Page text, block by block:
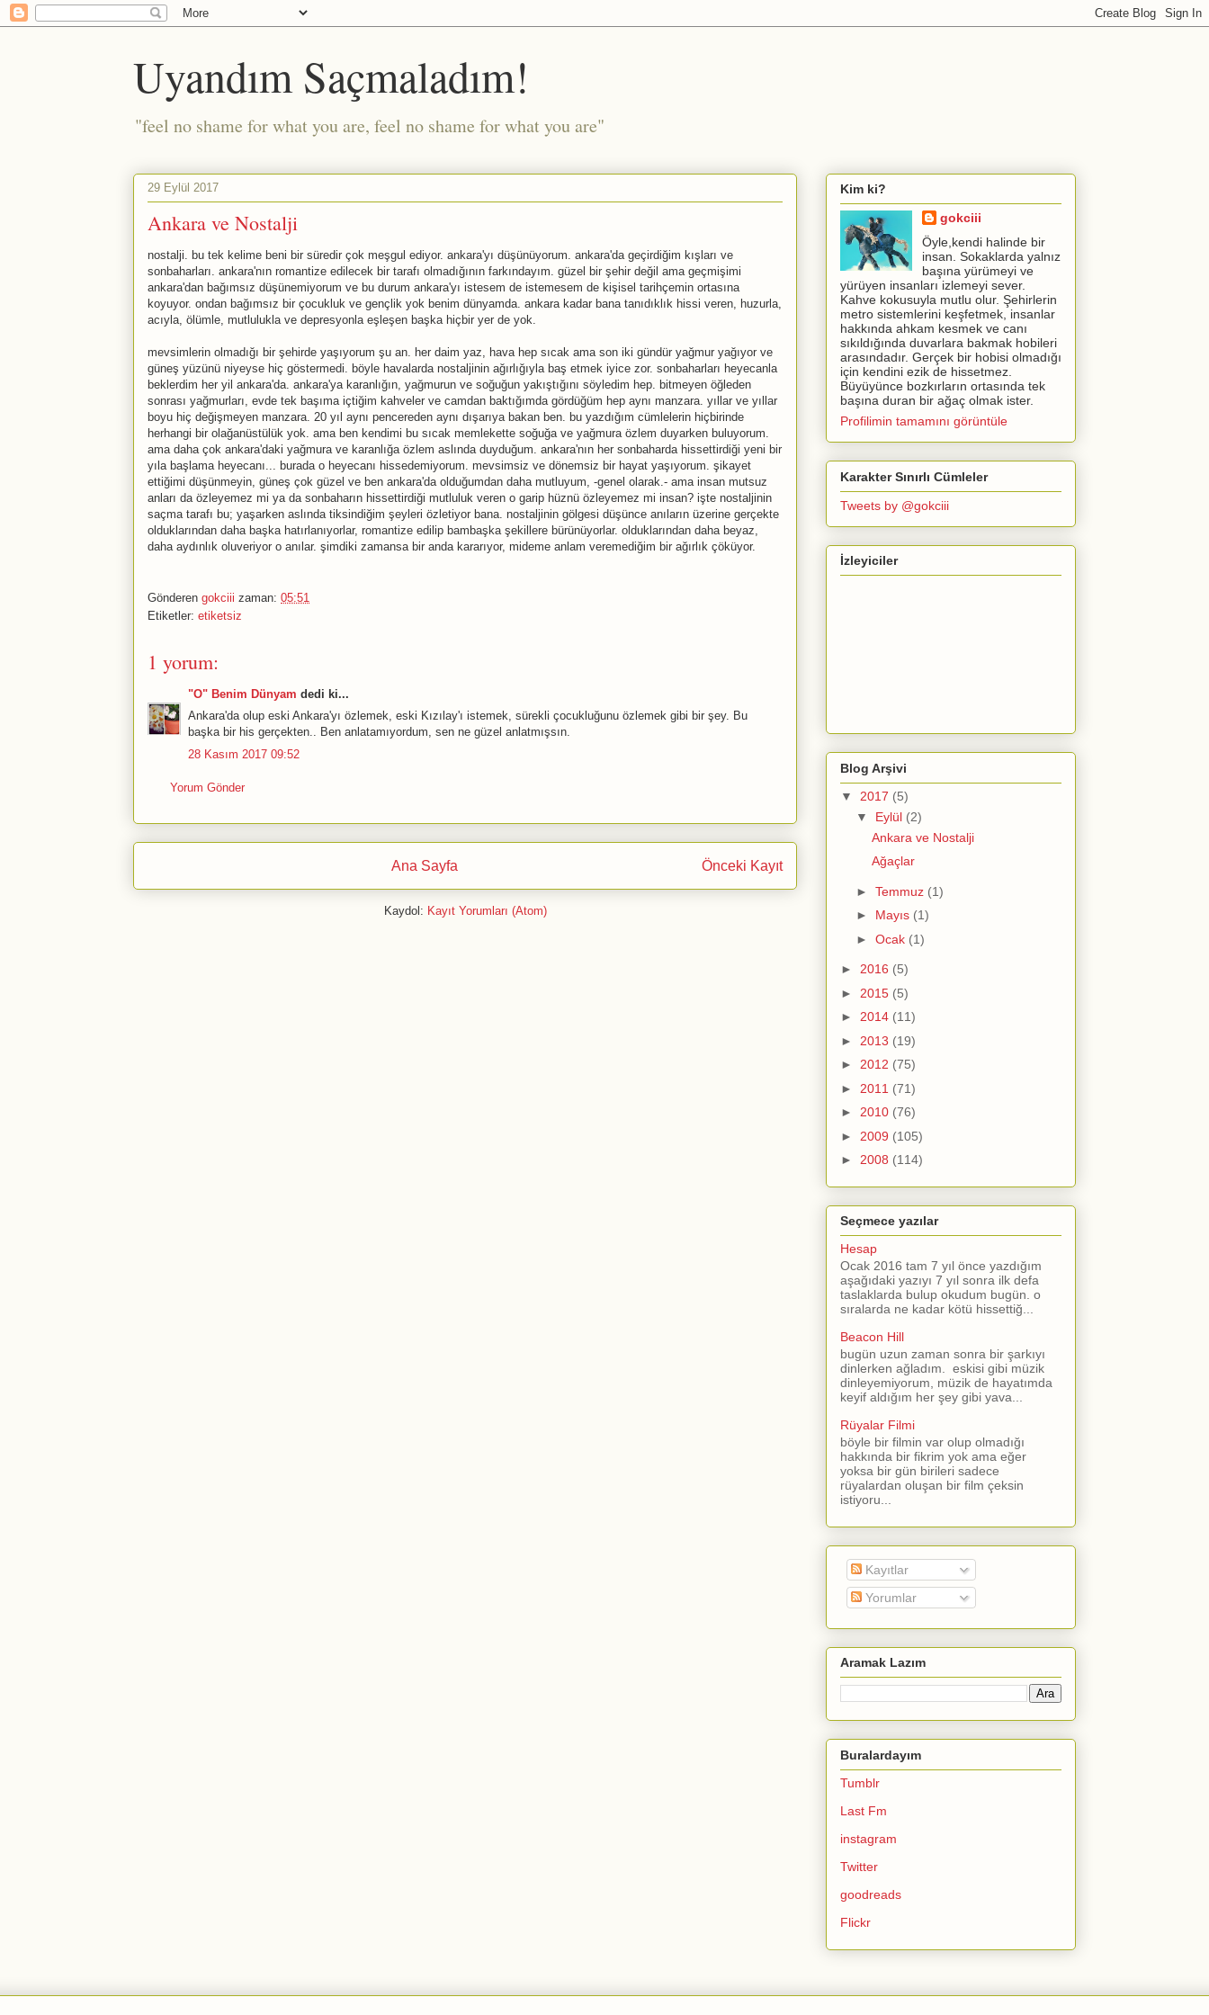
Uyandım Saçmaladım!
"feel no shame for what you are, feel no shame for what you are"
29 Eylül 2017
Ankara ve Nostalji
nostalji. bu tek kelime beni bir süredir çok meşgul ediyor. ankara'yı düşünüyorum. ankara'da geçirdiğim kışları ve
sonbaharları. ankara'nın romantize edilecek bir tarafı olmadığının farkındayım. güzel bir şehir değil ama geçmişimi
ankara'dan bağımsız düşünemiyorum ve bu durum ankara'yı istesem de istemesem de kişisel tarihçemin ortasına
koyuyor. ondan bağımsız bir çocukluk ve gençlik yok benim dünyamda. ankara kadar bana tanıdıklık hissi veren, huzurla,
acıyla, ölümle, mutlulukla ve depresyonla eşleşen başka hiçbir yer de yok.
mevsimlerin olmadığı bir şehirde yaşıyorum şu an. her daim yaz, hava hep sıcak ama son iki gündür yağmur yağıyor ve
güneş yüzünü niyeyse hiç göstermedi. böyle havalarda nostaljinin ağırlığıyla baş etmek iyice zor. sonbaharları heyecanla
beklerdim her yil ankara'da. ankara'ya karanlığın, yağmurun ve soğuğun yakıştığını söyledim hep. bitmeyen öğleden
sonrası yağmurları, evde tek başıma içtiğim kahveler ve camdan baktığımda gördüğüm hep aynı manzara. yıllar ve yıllar
boyu hiç değişmeyen manzara. 20 yıl aynı pencereden aynı dışarıya bakan ben. bu yazdığım cümlelerin hiçbirinde
herhangi bir olağanüstülük yok. ama ben kendimi bu sıcak memlekette soğuğa ve yağmura özlem duyarken buluyorum.
ama daha çok ankara'daki yağmura ve karanlığa özlem aslında duyduğum. ankara'nın her sonbaharda hissettirdiği yeni bir
yıla başlama heyecanı... burada o heyecanı hissedemiyorum. mevsimsiz ve dönemsiz bir hayat yaşıyorum. şikayet
ettiğimi düşünmeyin, güneş çok güzel ve ben ankara'da olduğumdan daha mutluyum, -genel olarak.- ama insan mutsuz
anları da özleyemez mi ya da sonbaharın hissettirdiği mutluluk veren o garip hüznü özleyemez mi insan? işte nostaljinin
saçma tarafı bu; yaşarken aslında tiksindiğim şeyleri özletiyor bana. nostaljinin gölgesi düşünce anıların üzerine gerçekte
olduklarından daha başka hatırlanıyorlar, romantize edilip bambaşka şekillere bürünüyorlar. olduklarından daha beyaz,
daha aydınlık oluveriyor o anılar. şimdiki zamansa bir anda kararıyor, mideme anlam veremediğim bir ağırlık çöküyor.
Gönderen gokciii zaman: 05:51
Etiketler: etiketsiz
1 yorum:
"O" Benim Dünyam dedi ki...
Ankara'da olup eski Ankara'yı özlemek, eski Kızılay'ı istemek, sürekli çocukluğunu özlemek gibi bir şey. Bu
başka bir his gerçekten.. Ben anlatamıyordum, sen ne güzel anlatmışsın.
28 Kasım 2017 09:52
Yorum Gönder
Önceki Kayıt
Ana Sayfa
Kaydol: Kayıt Yorumları (Atom)
Kim ki?
gokciii
Öyle,kendi halinde bir
insan. Sokaklarda yalnız
başına yürümeyi ve
yürüyen insanları izlemeyi sever.
Kahve kokusuyla mutlu olur. Şehirlerin
metro sistemlerini keşfetmek, insanlar
hakkında ahkam kesmek ve canı
sıkıldığında duvarlara bakmak hobileri
arasındadır. Gerçek bir hobisi olmadığı
için kendini ezik de hissetmez.
Büyüyünce bozkırların ortasında tek
başına duran bir ağaç olmak ister.
Profilimin tamamını görüntüle
Karakter Sınırlı Cümleler
Tweets by @gokciii
İzleyiciler
Blog Arşivi
▼ 2017 (5)
▼ Eylül (2)
Ankara ve Nostalji
Ağaçlar
► Temmuz (1)
► Mayıs (1)
► Ocak (1)
► 2016 (5)
► 2015 (5)
► 2014 (11)
► 2013 (19)
► 2012 (75)
► 2011 (71)
► 2010 (76)
► 2009 (105)
► 2008 (114)
Seçmece yazılar
Hesap
Ocak 2016 tam 7 yıl önce yazdığım
aşağıdaki yazıyı 7 yıl sonra ilk defa
taslaklarda bulup okudum bugün. o
sıralarda ne kadar kötü hissettiğ...
Beacon Hill
bugün uzun zaman sonra bir şarkıyı
dinlerken ağladım. eskisi gibi müzik
dinleyemiyorum, müzik de hayatımda
keyif aldığım her şey gibi yava...
Rüyalar Filmi
böyle bir filmin var olup olmadığı
hakkında bir fikrim yok ama eğer
yoksa bir gün birileri sadece
rüyalardan oluşan bir film çeksin
istiyoru...
Kayıtlar
Yorumlar
Aramak Lazım
Buralardayım
Tumblr
Last Fm
instagram
Twitter
goodreads
Flickr